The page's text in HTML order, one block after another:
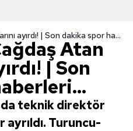
Alanyaspor Çağdaş Atan ile yollarını ayırdı! | Son dakika spor haberleri...
Atan
| Son
teknik direktör
Turuncu-